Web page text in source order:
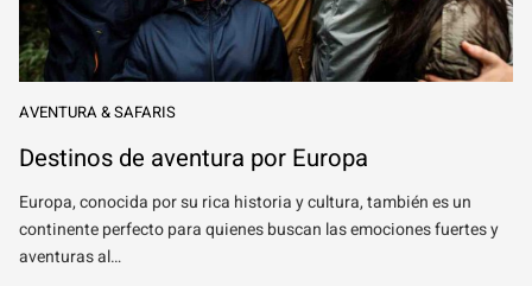
AVENTURA & SAFARIS
Destinos de aventura por Europa
Europa, conocida por su rica historia y cultura, también es un
continente perfecto para quienes buscan las emociones fuertes y
aventuras al…